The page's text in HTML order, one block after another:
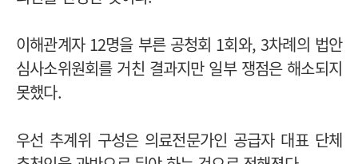
이해관계자 12명을 부른 공청회 1회와, 3차례의 법안
심사소위원회를 거친 결과지만 일부 쟁점은 해소되지
못했다.
우선 추계위 구성은 의료전문가인 공급자 대표 단체